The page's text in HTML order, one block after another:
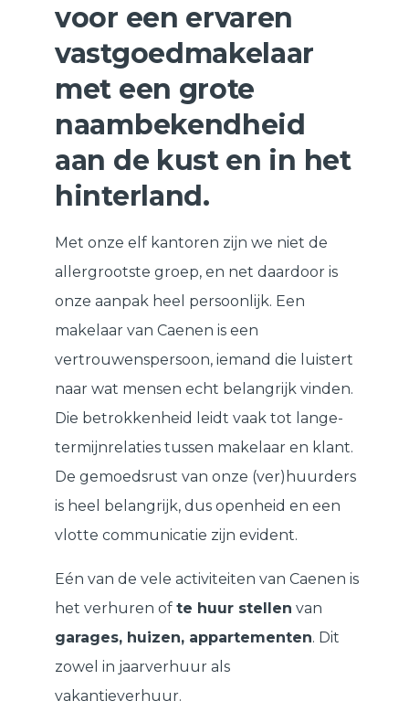
voor een ervaren
vastgoedmakelaar
met een grote
naambekendheid
aan de kust en in het
hinterland.
Met onze elf kantoren zijn we niet de
allergrootste groep, en net daardoor is
onze aanpak heel persoonlijk. Een
makelaar van Caenen is een
vertrouwenspersoon, iemand die luistert
naar wat mensen echt belangrijk vinden.
Die betrokkenheid leidt vaak tot lange-
termijnrelaties tussen makelaar en klant.
De gemoedsrust van onze (ver)huurders
is heel belangrijk, dus openheid en een
vlotte communicatie zijn evident.
Eén van de vele activiteiten van Caenen is
het verhuren of te huur stellen van
garages, huizen, appartementen. Dit
zowel in jaarverhuur als
vakantieverhuur.